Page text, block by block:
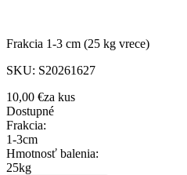
Frakcia 1-3 cm (25 kg vrece)
SKU: S20261627
10,00 €za kus
Dostupné
Frakcia:
1-3cm
Hmotnosť balenia:
25kg